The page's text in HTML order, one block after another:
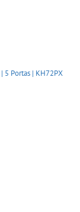
5 Portas | KH72PX